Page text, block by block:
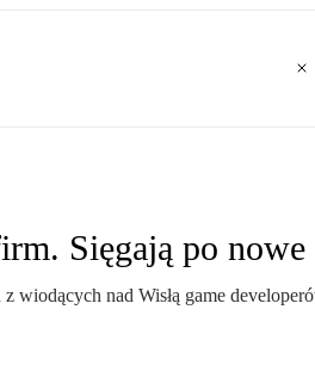
Sięgają po
wiodących nad Wisłą game